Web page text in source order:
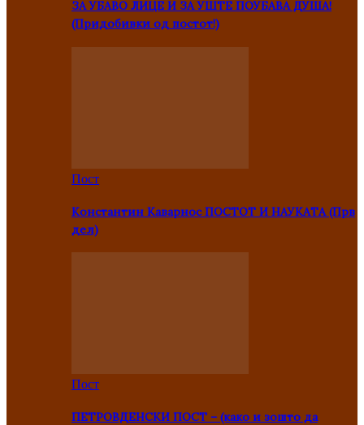
ЗА УБАВО ЛИЦЕ И ЗА УШТЕ ПОУБАВА ДУША!
(Придобивки од постот!)
Пост
Константин Каварнос ПОСТОТ И НАУКАТА (Прв
дел)
Пост
ПЕТРОВДЕНСКИ ПОСТ – (како и зошто да